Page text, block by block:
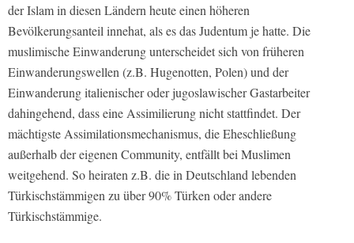
der Islam in diesen Ländern heute einen höheren
Bevölkerungsanteil innehat, als es das Judentum je hatte. Die
muslimische Einwanderung unterscheidet sich von früheren
Einwanderungswellen (z.B. Hugenotten, Polen) und der
Einwanderung italienischer oder jugoslawischer Gastarbeiter
dahingehend, dass eine Assimilierung nicht stattfindet. Der
mächtigste Assimilationsmechanismus, die Eheschließung
außerhalb der eigenen Community, entfällt bei Muslimen
weitgehend. So heiraten z.B. die in Deutschland lebenden
Türkischstämmigen zu über 90% Türken oder andere
Türkischstämmige.